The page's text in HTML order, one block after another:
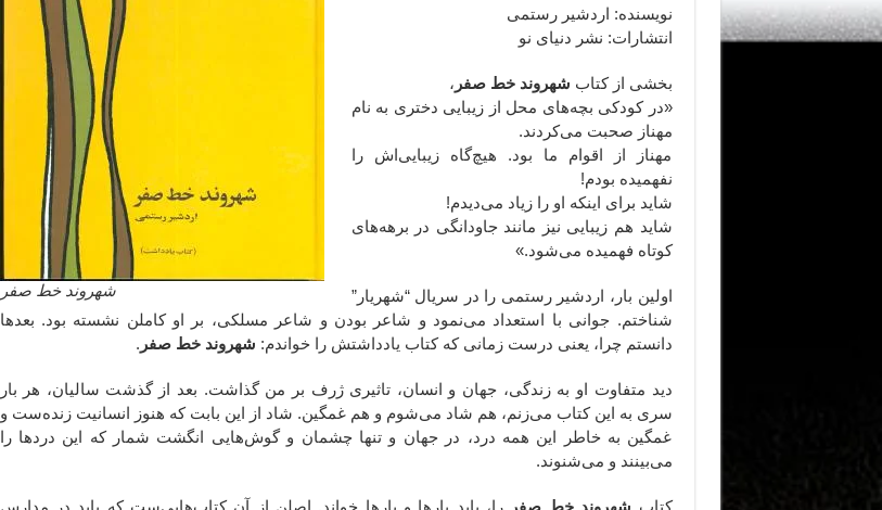
شهروند خط صفر
نویسنده: اردشیر رستمی
انتشارات: نشر دنیای نو
بخشی از کتاب شهروند خط صفر ،
«در کودکی بچه‌های محل از زیبایی دختری به نام
مهناز صحبت می‌کردند.
مهناز از اقوام ما بود. هیچ‌گاه زیبایی‌اش را
نفهمیده بودم!
شاید برای اینکه او را زیاد می‌دیدم!
شاید هم زیبایی نیز مانند جاودانگی در برهه‌های
کوتاه فهمیده می‌شود.»
اولین بار، اردشیر رستمی را در سریال “شهریار”
شناختم. جوانی با استعداد می‌نمود و شاعر بودن و شاعر مسلکی، بر او کاملن نشسته بود. بعدها
دانستم چرا، یعنی درست زمانی که کتاب یادداشتش را خواندم: شهروند خط صفر .
دید متفاوت او به زندگی، جهان و انسان، تاثیری ژرف بر من گذاشت. بعد از گذشت سالیان، هر بار
سری به این کتاب می‌زنم،‌ هم شاد می‌شوم و هم غمگین. شاد از این بابت که هنوز انسانیت زنده‌ست و
غمگین به خاطر این همه درد، در جهان و تنها چشمان و گوش‌هایی انگشت شمار که این دردها را
می‌بینند و می‌شنوند.
کتاب شهروند خط صفر را، باید بارها و بارها خواند. اصلن از آن کتاب‌هایی‌ست که باید در مدارس